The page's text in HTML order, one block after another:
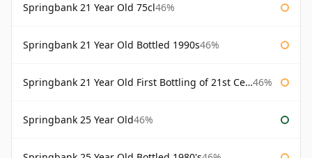
Springbank 21 Year Old 75cl46%
Springbank 21 Year Old Bottled 1990s46%
Springbank 21 Year Old First Bottling of 21st Century 46%
Springbank 25 Year Old46%